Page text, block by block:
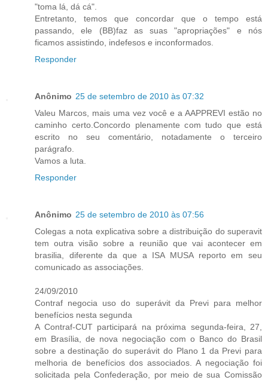
"toma lá, dá cá".
Entretanto, temos que concordar que o tempo está
passando, ele (BB)faz as suas "apropriações" e nós
ficamos assistindo, indefesos e inconformados.
Responder
Anônimo 25 de setembro de 2010 às 07:32
Valeu Marcos, mais uma vez você e a AAPPREVI estão no
caminho certo.Concordo plenamente com tudo que está
escrito no seu comentário, notadamente o terceiro
parágrafo.
Vamos a luta.
Responder
Anônimo 25 de setembro de 2010 às 07:56
Colegas a nota explicativa sobre a distribuição do superavit
tem outra visão sobre a reunião que vai acontecer em
brasilia, diferente da que a ISA MUSA reporto em seu
comunicado as associações.
24/09/2010
Contraf negocia uso do superávit da Previ para melhor
benefícios nesta segunda
A Contraf-CUT participará na próxima segunda-feira, 27,
em Brasília, de nova negociação com o Banco do Brasil
sobre a destinação do superávit do Plano 1 da Previ para
melhoria de benefícios dos associados. A negociação foi
solicitada pela Confederação, por meio de sua Comissão